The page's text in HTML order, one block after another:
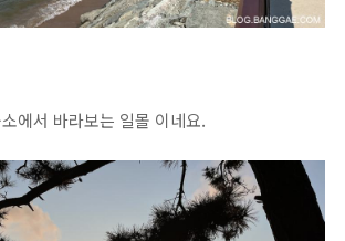
에서 바라보는 일몰 이네요.